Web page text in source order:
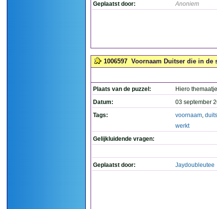
Geplaatst door: Anoniem
1006597 Voornaam Duitser die in de
Plaats van de puzzel:
Hiero themaatje
Datum:
03 september
Tags:
voornaam,
werkt
Gelijkluidende vragen:
Geplaatst door: Jaydoubleutee